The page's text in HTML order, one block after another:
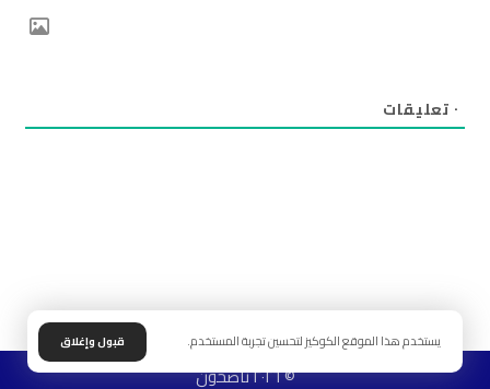
٠ تعليقات
© ٢٠٢٦ ناصحون
يستخدم هذا الموقع الكوكيز لتحسين تجربة المستخدم. قبول وإغلاق